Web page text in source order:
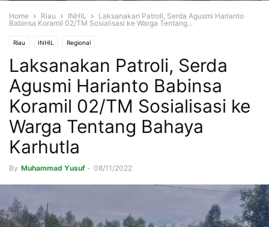
Home Riau INHIL
Laksanakan Patroli, Serda Agusmi Harianto
Babinsa Koramil 02/TM Sosialisasi ke Warga Tentang...
Riau INHIL Regional
Laksanakan Patroli, Serda
Agusmi Harianto Babinsa
Koramil 02/TM Sosialisasi ke
Warga Tentang Bahaya
Karhutla
By Muhammad Yusuf - 08/11/2022